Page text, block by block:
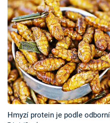
Pořady
TV Program
Časopis
Sledujte prima+
Přihlášení
Hmyzí protein je podle